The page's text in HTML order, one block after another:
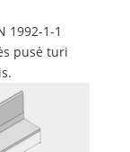
1992-1-1
pusė turi